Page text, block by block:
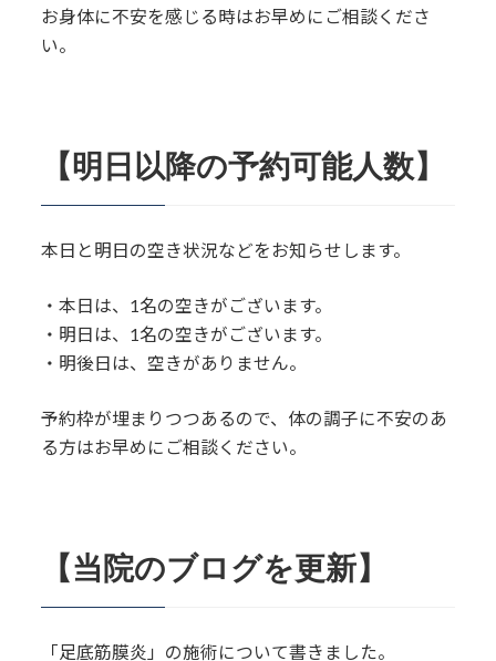
お身体に不安を感じる時はお早めにご相談くださ
い。
【明日以降の予約可能人数】
本日と明日の空き状況などをお知らせします。
・本日は、1名の空きがございます。
・明日は、1名の空きがございます。
・明後日は、空きがありません。
予約枠が埋まりつつあるので、体の調子に不安のあ
る方はお早めにご相談ください。
【当院のブログを更新】
「足底筋膜炎」の施術について書きました。